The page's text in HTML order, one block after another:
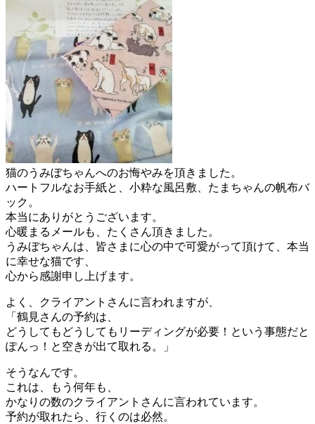
猫のうみぼちゃんへのお悔やみを頂きました。
ハートフルなお手紙と、小粋な風呂敷、たまちゃんの帆布バ
ック。
本当にありがとうございます。
心暖まるメールも、たくさん頂きました。
うみぼちゃんは、皆さまに心の中で可愛がって頂けて、本当
に幸せな猫です、
心から感謝申し上げます。
よく、クライアントさんに言われますが、
「鶴見さんの予約は、
どうしてもどうしてもリーディングが必要！という事態だと
ぽんっ！と空きが出て取れる。」
そうなんです。
これは、もう何年も、
かなりの数のクライアントさんに言われています。
予約が取れたら、行くのは必然。